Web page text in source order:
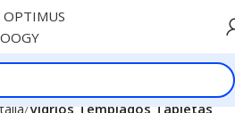
Vidrios Templados Tabletas